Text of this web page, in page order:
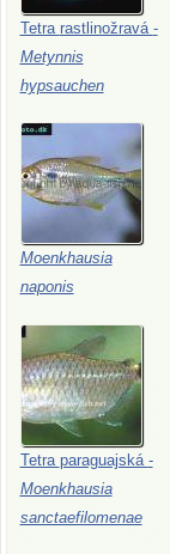
Tetra rastlinožravá -
Metynnis
hypsauchen
Moenkhausia
naponis
Tetra paraguajská -
Moenkhausia
sanctaefilomenae